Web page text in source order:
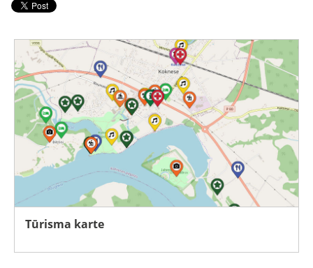
Tūrisma karte